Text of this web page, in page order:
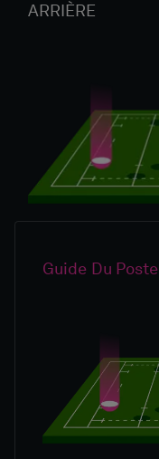
ARRIÈRE
Guide Du Poste